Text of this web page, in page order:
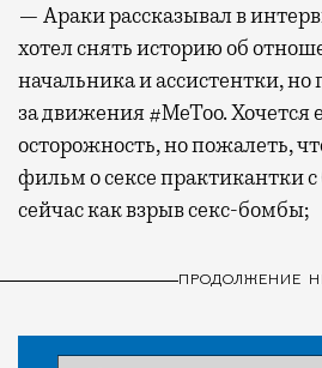
— Араки рассказывал в
хотел снять историю об
начальника и ассистентки,
за движения #MeToo. Хочется
осторожность, но пожалеть,
фильм о сексе практикантки
сейчас как взрыв секс-бомбы;
ПРОДОЛЖЕНИЕ